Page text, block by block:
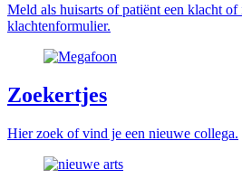
Meld als huisarts of patiënt een klacht
klachtenformulier.
Zoekertjes
Hier zoek of vind je een nieuwe collega.